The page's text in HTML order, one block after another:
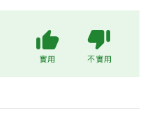
實用 不實用